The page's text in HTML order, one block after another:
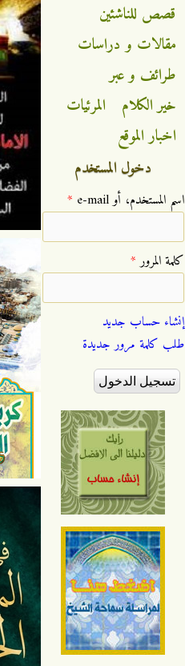
قصص للناشئين
مقالات و دراسات
طرائف و عبر
خير الكلام
المرئيات
اخبار الموقع
دخول المستخدم
‏اسم المستخدم، أو e-mail ‏ *
‏كلمة المرور ‏*
إنشاء حساب جديد
طلب كلمة مرور جديدة